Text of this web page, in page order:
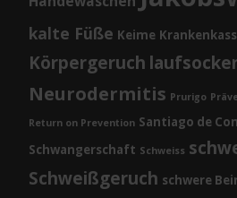
kalte Füße Keime
Körpergeruch
Neurodermitis Prurigo
Return on Prevention Santiago de
Schwangerschaft Schweiss
Schweißgeruch schwere